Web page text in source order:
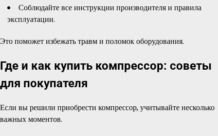
Соблюдайте все инструкции производителя и правила
эксплуатации.
Это поможет избежать травм и поломок оборудования.
Где и как купить компрессор: советы
для покупателя
Если вы решили приобрести компрессор, учитывайте несколько
важных моментов.